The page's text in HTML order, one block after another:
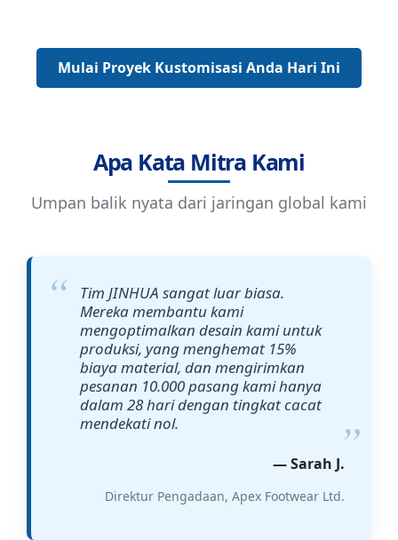
Mulai Proyek Kustomisasi Anda Hari Ini
Apa Kata Mitra Kami
Umpan balik nyata dari jaringan global kami
Tim JINHUA sangat luar biasa.
Mereka membantu kami
mengoptimalkan desain kami untuk
produksi, yang menghemat 15%
biaya material, dan mengirimkan
pesanan 10.000 pasang kami hanya
dalam 28 hari dengan tingkat cacat
mendekati nol.
— Sarah J.
Direktur Pengadaan, Apex Footwear Ltd.